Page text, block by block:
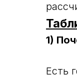
1)
Есть